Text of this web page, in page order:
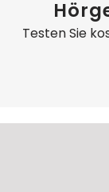
Testen Sie